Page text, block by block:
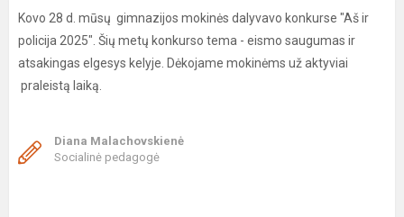
Kovo 28 d. mūsų gimnazijos mokinės dalyvavo konkurse "Aš ir
policija 2025". Šių metų konkurso tema - eismo saugumas ir
atsakingas elgesys kelyje. Dėkojame mokinėms už aktyviai
praleistą laiką.
Diana Malachovskienė
Socialinė pedagogė